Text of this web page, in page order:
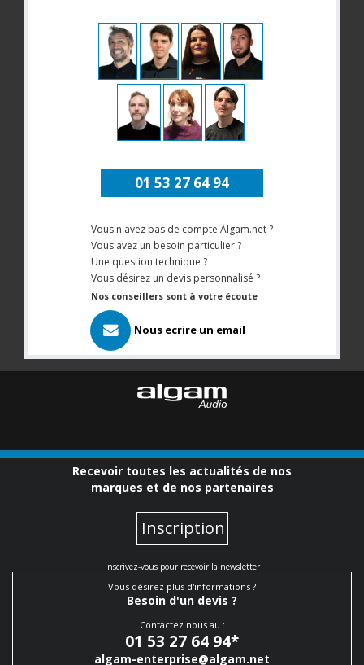
01 53 27 64 94
Vous n'avez pas de compte Algam.net ?
Vous avez un besoin particulier ?
Une question technique ?
Vous désirez un devis personnalisé ?
Nos conseillers sont à votre écoute
Nous ecrire un email
Recevoir toutes les actualités de nos
marques et de nos partenaires
Inscription
Inscrivez-vous pour recevoir la newsletter
Vous désirez plus d'informations ?
Besoin d'un devis ?
Contactez nous au :
01 53 27 64 94*
algam-enterprise@algam.net